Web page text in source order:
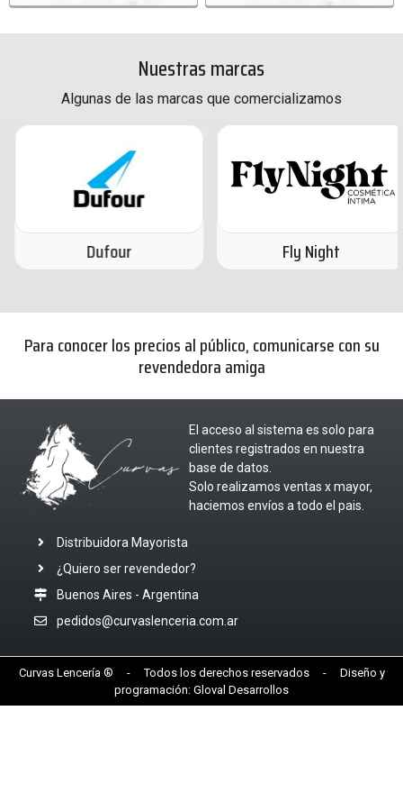
Nuestras marcas
Algunas de las marcas que comercializamos
Dufour Fly Night
Para conocer los precios al público, comunicarse con su
revendedora amiga
El acceso al sistema es solo para
clientes registrados en nuestra
base de datos.
Solo realizamos ventas x mayor,
haciemos envíos a todo el pais.
Distribuidora Mayorista
¿Quiero ser revendedor?
Buenos Aires - Argentina
pedidos@curvaslenceria.com.ar
Curvas Lencería ® - Todos los derechos reservados - Diseño y
programación: Gloval Desarrollos